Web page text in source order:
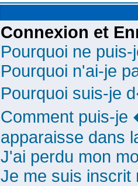
Connexion et
Pourquoi ne
Pourquoi n'ai-je
Pourquoi suis-je
Comment puis-je
apparaisse dans
J'ai perdu mon
Je me suis inscrit